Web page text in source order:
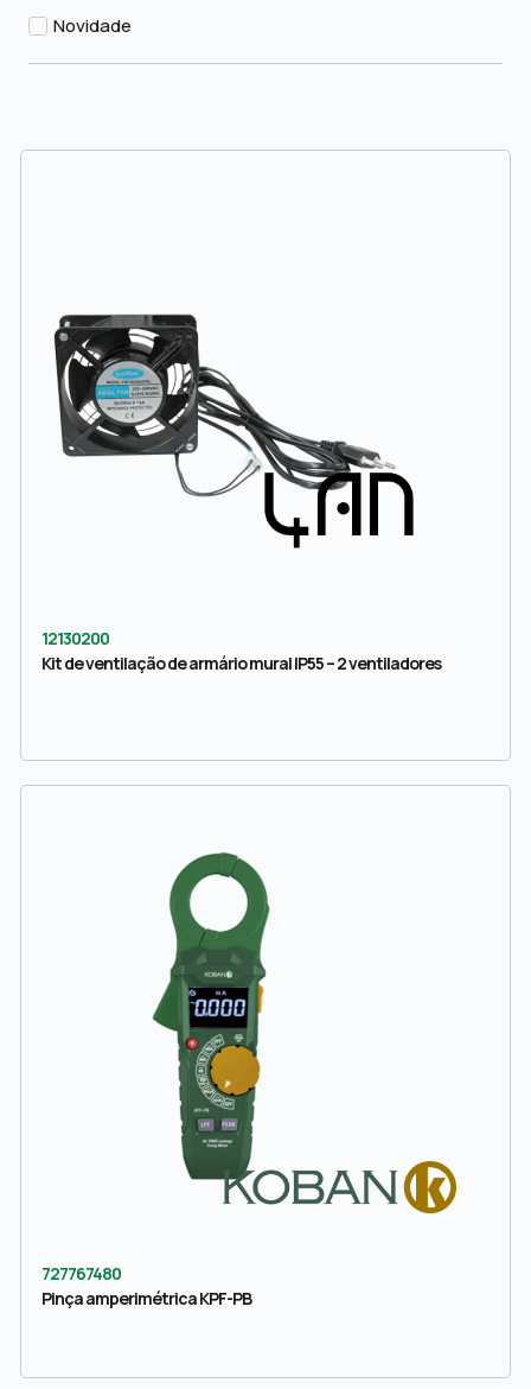
Novidade
12130200
Kit de ventilação de armário mural IP55 – 2 ventiladores
727767480
Pinça amperimétrica KPF-PB